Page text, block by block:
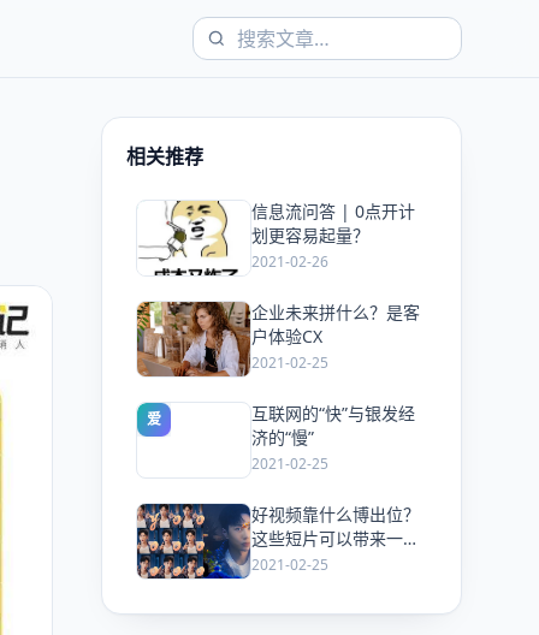
相关推荐
信息流问答 | 0点开计
划更容易起量？
2021-02-26
爱
企业未来拼什么？是客
户体验CX
2021-02-25
爱
互联网的“快”与银发经
济的“慢”
2021-02-25
爱
好视频靠什么博出位？
这些短片可以带来一些
启示
2021-02-25